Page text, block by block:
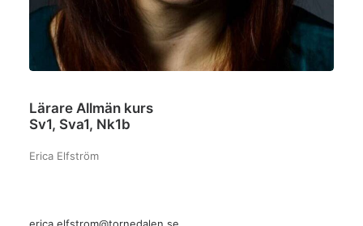
Lärare Allmän kurs
Sv1, Sva1, Nk1b
Erica Elfström